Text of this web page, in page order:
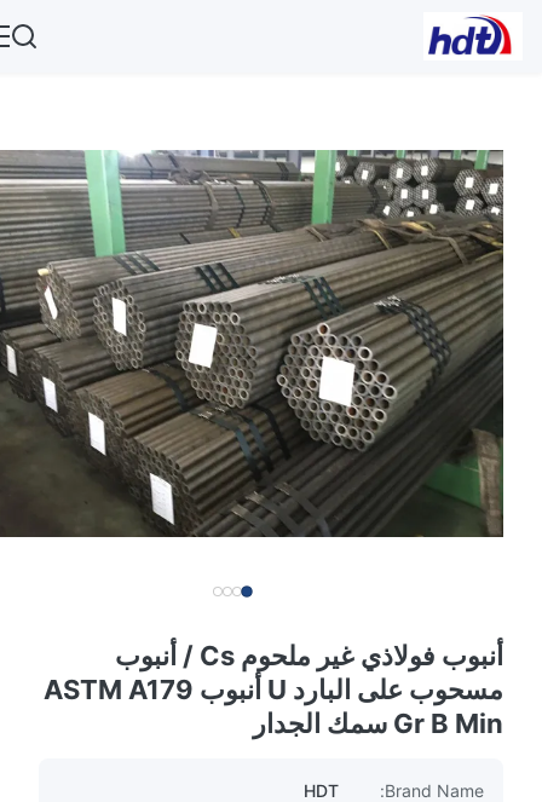
أنبوب فولاذي غير ملحوم Cs / أنبوب
مسحوب على البارد U أنبوب ASTM A179
Gr B Min سمك الجدار
Brand Name: